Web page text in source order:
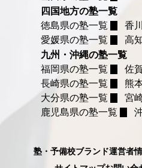
四国地方の塾一覧
徳島県の塾一覧
香
愛媛県の塾一覧
高
九州・沖縄の塾一覧
福岡県の塾一覧
佐
長崎県の塾一覧
熊
大分県の塾一覧
宮
鹿児島県の塾一覧
塾・予備校ブランド運営者